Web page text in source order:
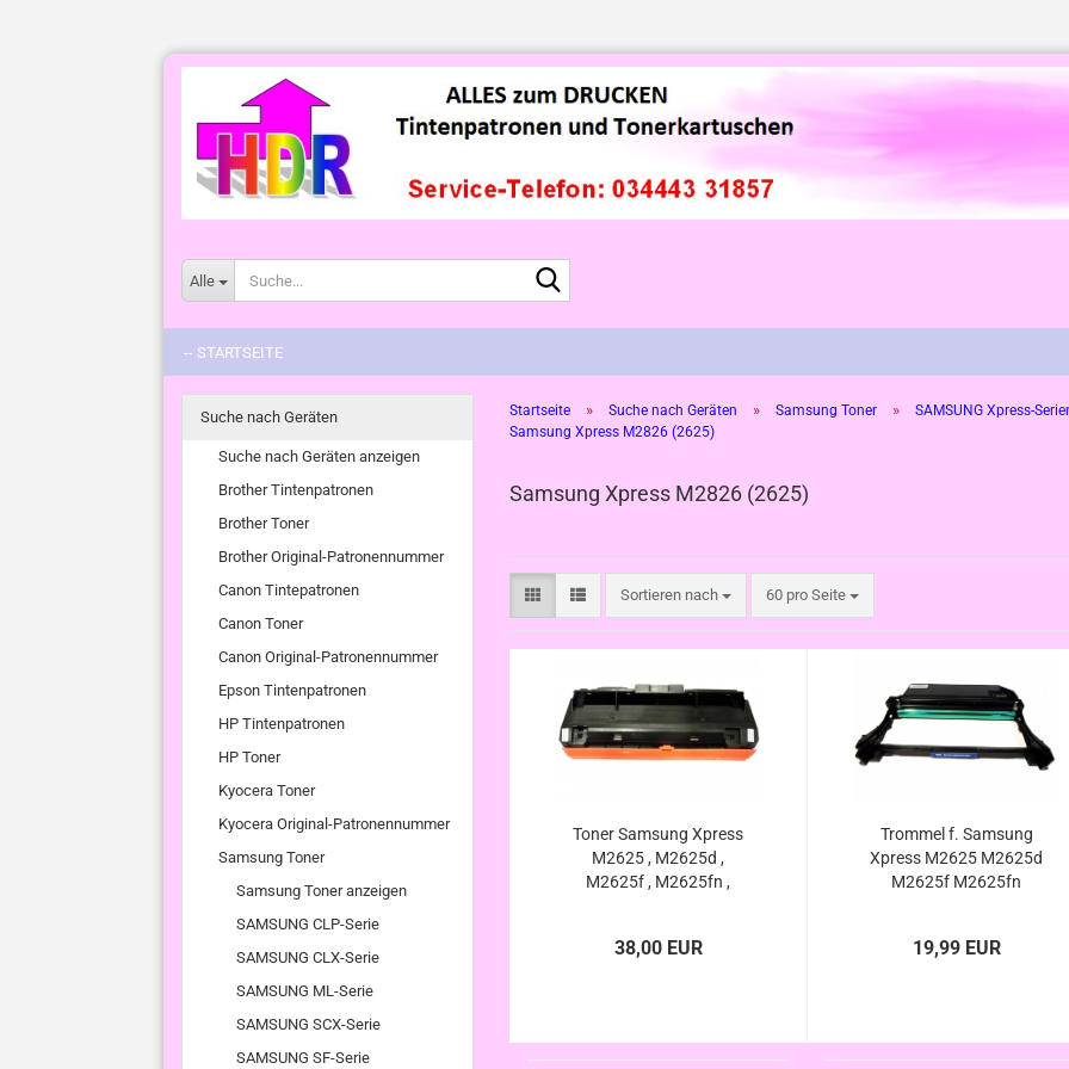
Alle
-- STARTSEITE
Startseite » Suche nach Geräten » Samsung Toner »
SAMSUNG Xpress-
Samsung Xpress M2826 (2625)
Samsung Xpress M2826 (2625)
Sortieren nach
Sortieren nach 60 pro Seite
pro Seite
Toner Samsung Xpress
M2625 , M2625d ,
M2625f , M2625fn ,
M2825dw M2826 M2875
38,00 EUR
Trommel f. Samsung
Xpress M2625 M2625d
M2625f M2625fn
M2825dw M2826 M2875
19,99 EUR
Suche nach Geräten
Suche nach Geräten anzeigen
Brother Tintenpatronen
Brother Toner
Brother Original-Patronennummer
Canon Tintepatronen
Canon Toner
Canon Original-Patronennummer
Epson Tintenpatronen
HP Tintenpatronen
HP Toner
Kyocera Toner
Kyocera Original-Patronennummer
Samsung Toner
Samsung Toner anzeigen
SAMSUNG CLP-Serie
SAMSUNG CLX-Serie
SAMSUNG ML-Serie
SAMSUNG SCX-Serie
SAMSUNG SF-Serie